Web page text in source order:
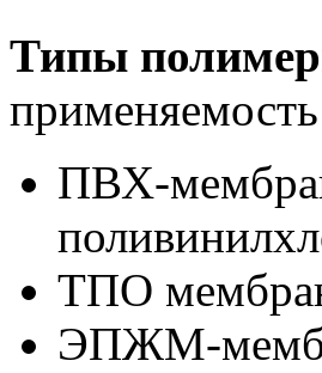
Типы
ПВХ-
ТПО
ЭПЖМ-